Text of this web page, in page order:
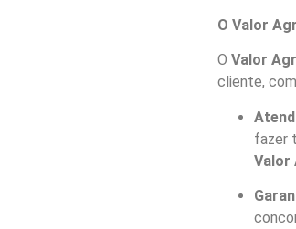
O Valor
O Valor
cliente,
fazer
Valor